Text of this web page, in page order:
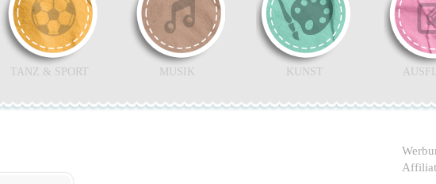
TANZ & SPORT MUSIK KUNST